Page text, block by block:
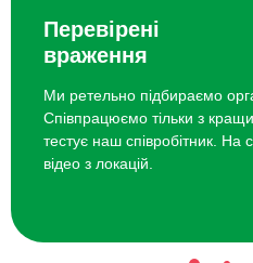
Перевірені
враження
Ми ретельно підбираємо
Співпрацюємо тільки з
тестує наш співробітник. На
відео з локацій.